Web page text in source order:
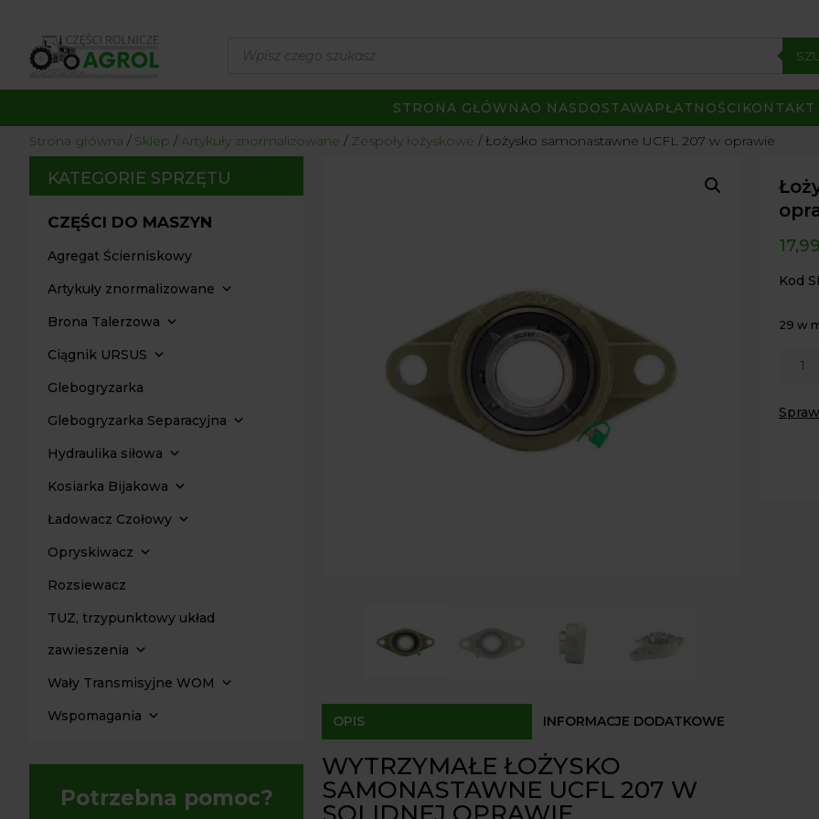
produktów
STRONA GŁÓWNAO NAS DOSTAWAPŁATNOŚCI KONTAKT
Strona główna / Sklep /Artykuły znormalizowane / Zespoły łożyskowe / Łożysko samonastawne UCFL 207 w oprawie
KATEGORIE SPRZĘTU
CZĘŚCI DO MASZYN
Agregat Ścierniskowy
Artykuły znormalizowane
Brona Talerzowa
Ciągnik URSUS
Glebogryzarka
Glebogryzarka Separacyjna
Hydraulika siłowa
Kosiarka Bijakowa
Ładowacz Czołowy
Opryskiwacz
Rozsiewacz
TUZ, trzypunktowy układ
zawieszenia
Wały Transmisyjne WOM
Wspomagania
Potrzebna pomoc?
OPIS INFORMACJE DODATKOWE
WYTRZYMAŁE ŁOŻYSKO
SAMONASTAWNE UCFL 207 W
17,99
Kod
29 w
UCFL